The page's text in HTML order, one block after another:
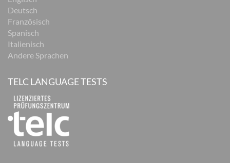
Deutsch
Französisch
Spanisch
Italienisch
Andere Sprachen
TELC LANGUAGE TESTS